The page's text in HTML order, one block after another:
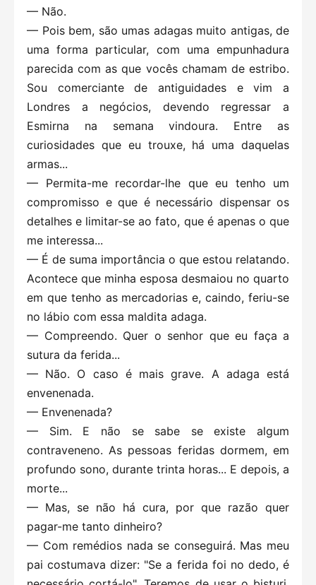
— Não.
— Pois bem, são umas adagas muito antigas, de
uma forma particular, com uma empunhadura
parecida com as que vocês chamam de estribo.
Sou comerciante de antiguidades e vim a
Londres a negócios, devendo regressar a
Esmirna na semana vindoura. Entre as
curiosidades que eu trouxe, há uma daquelas
armas...
— Permita-me recordar-lhe que eu tenho um
compromisso e que é necessário dispensar os
detalhes e limitar-se ao fato, que é apenas o que
me interessa...
— É de suma importância o que estou relatando.
Acontece que minha esposa desmaiou no quarto
em que tenho as mercadorias e, caindo, feriu-se
no lábio com essa maldita adaga.
— Compreendo. Quer o senhor que eu faça a
sutura da ferida...
— Não. O caso é mais grave. A adaga está
envenenada.
— Envenenada?
— Sim. E não se sabe se existe algum
contraveneno. As pessoas feridas dormem, em
profundo sono, durante trinta horas... E depois, a
morte...
— Mas, se não há cura, por que razão quer
pagar-me tanto dinheiro?
— Com remédios nada se conseguirá. Mas meu
pai costumava dizer: "Se a ferida foi no dedo, é